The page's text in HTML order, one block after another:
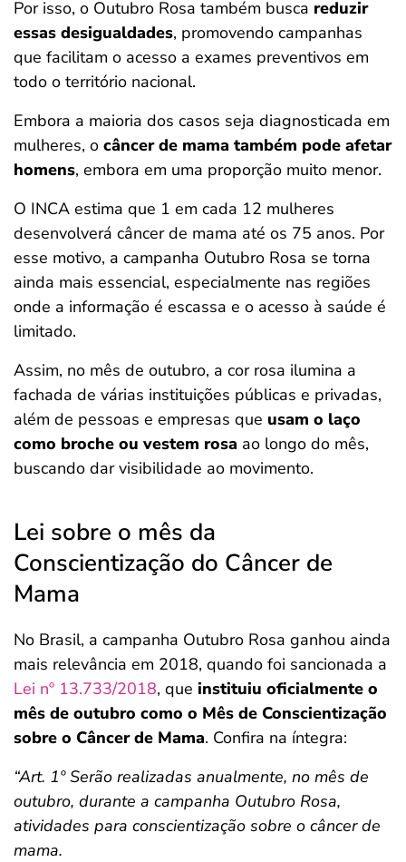
Por isso, o Outubro Rosa também busca reduzir
essas desigualdades, promovendo campanhas
que facilitam o acesso a exames preventivos em
todo o território nacional.
Embora a maioria dos casos seja diagnosticada em
mulheres, o câncer de mama também pode afetar
homens, embora em uma proporção muito menor.
O INCA estima que 1 em cada 12 mulheres
desenvolverá câncer de mama até os 75 anos. Por
esse motivo, a campanha Outubro Rosa se torna
ainda mais essencial, especialmente nas regiões
onde a informação é escassa e o acesso à saúde é
limitado.
Assim, no mês de outubro, a cor rosa ilumina a
fachada de várias instituições públicas e privadas,
além de pessoas e empresas que usam o laço
como broche ou vestem rosa ao longo do mês,
buscando dar visibilidade ao movimento.
Lei sobre o mês da
Conscientização do Câncer de
Mama
No Brasil, a campanha Outubro Rosa ganhou ainda
mais relevância em 2018, quando foi sancionada a
Lei nº 13.733/2018, que instituiu oficialmente o
mês de outubro como o Mês de Conscientização
sobre o Câncer de Mama. Confira na íntegra:
“Art. 1º Serão realizadas anualmente, no mês de
outubro, durante a campanha Outubro Rosa,
atividades para conscientização sobre o câncer de
mama.